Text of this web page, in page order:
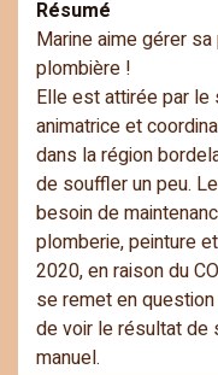
Résumé
Marine aime gérer
plombière !
Elle est attirée par
animatrice et
dans la région
de souffler un peu.
besoin de
plomberie, peinture
2020, en raison du
se remet en
de voir le résultat de
manuel.